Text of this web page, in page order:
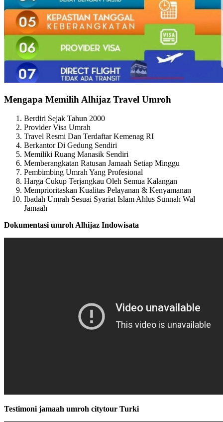
Mengapa Memilih Alhijaz Travel Umroh
Berdiri Sejak Tahun 2000
Provider Visa Umrah
Travel Resmi Dan Terdaftar Kemenag RI
Berkantor Di Gedung Sendiri
Memiliki Ruang Manasik Sendiri
Memberangkatan Ratusan Jamaah Setiap Minggu
Pembimbing Umrah Yang Profesional
Harga Cukup Terjangkau Oleh Semua Kalangan
Memprioritaskan Kualitas Pelayanan & Kenyamanan
Ibadah Umrah Sesuai Syariat Islam Ahlus Sunnah Wal
Jamaah
Dokumentasi umroh Alhijaz Indowisata
Testimoni jamaah umroh citytour Turki